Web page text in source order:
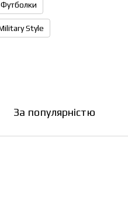
Футболки
Style
За популярністю